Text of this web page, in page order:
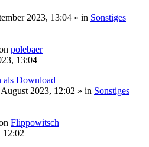
2023, 13:04 » in Sonstiges
polebaer
13:04
als Download
2023, 12:02 » in Sonstiges
Flippowitsch
12:02